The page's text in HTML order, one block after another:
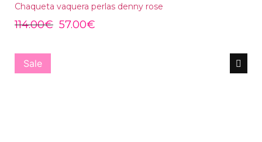
Chaqueta vaquera perlas denny rose
114.00€ 57.00€
Sale